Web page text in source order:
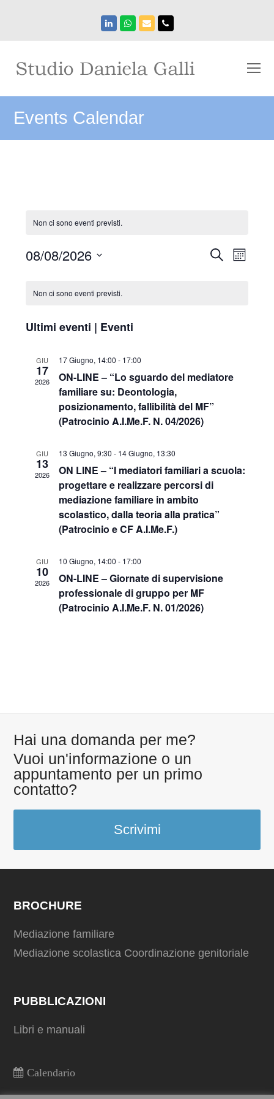
LinkedInWhatsapp
EmailPhone
Events Calendar
Non ci sono eventi previsti.
Eventi
Cerca
Viste
Mese
08/08/2026
diNon ci sono eventi previsti.
Ultimi eventi | Eventi
GIU
17
2026
17 Giugno, 14:00 - 17:00
ON-LINE – “Lo sguardo del mediatore
familiare su: Deontologia,
posizionamento, fallibilità del MF”
(Patrocinio A.I.Me.F. N. 04/2026)
GIU
13
2026
13 Giugno, 9:30 - 14 Giugno, 13:30
ON LINE – “I mediatori familiari a scuola:
progettare e realizzare percorsi di
mediazione familiare in ambito
scolastico, dalla teoria alla pratica”
(Patrocinio e CF A.I.Me.F.)
GIU
10
2026
10 Giugno, 14:00 - 17:00
ON-LINE – Giornate di supervisione
professionale di gruppo per MF
(Patrocinio A.I.Me.F. N. 01/2026)
Hai una domanda per me?
Vuoi un'informazione o un
appuntamento per un primo
contatto?
Scrivimi
BROCHURE
Mediazione familiare
Mediazione scolastica Coordinazione genitoriale
PUBBLICAZIONI
Libri e manuali
Calendario